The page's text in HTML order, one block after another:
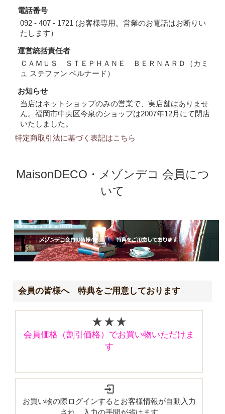
電話番号
092 - 407 - 1721 (お客様専用。営業のお電話はお断りい
たします）
運営統括責任者
ＣＡＭＵＳ ＳＴＥＰＨＡＮＥ ＢＥＲＮＡＲＤ（カミ
ュ ステファン ベルナード）
お知らせ
当店はネットショップのみの営業で、実店舗はありませ
ん。福岡市中央区今泉のショップは2007年12月にて閉店
いたしました。
特定商取引法に基づく表記はこちら
MaisonDECO・メゾンデコ 会員につ
いて
会員の皆様へ 特典をご用意しております
会員価格（割引価格）でお買い物いただけま
す
お買い物の際ログインするとお客様情報が自動入力